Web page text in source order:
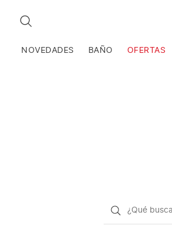
BUSCAR
NOVEDADES BAÑO OFERTAS
¿Qué